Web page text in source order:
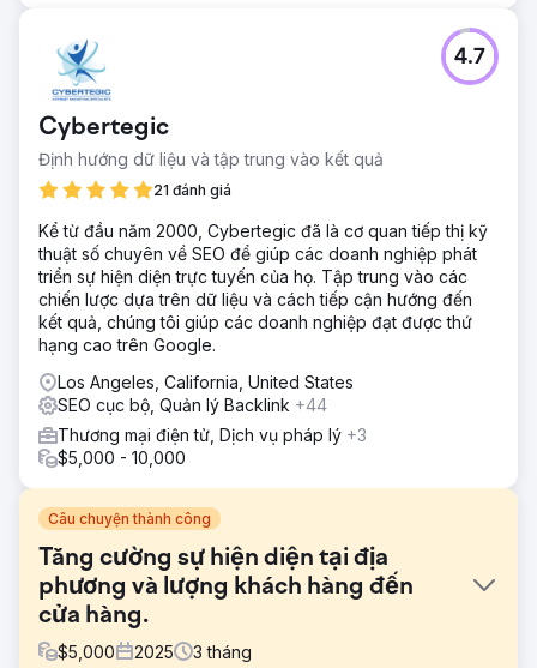
Cybertegic
Định hướng dữ liệu và tập trung vào kết quả
21 đánh giá
4.7
Kể từ đầu năm 2000, Cybertegic đã là cơ quan tiếp thị kỹ
thuật số chuyên về SEO để giúp các doanh nghiệp phát
triển sự hiện diện trực tuyến của họ. Tập trung vào các
chiến lược dựa trên dữ liệu và cách tiếp cận hướng đến
kết quả, chúng tôi giúp các doanh nghiệp đạt được thứ
hạng cao trên Google.
Los Angeles, California, United States
SEO cục bộ, Quản lý Backlink +44
Thương mại điện tử, Dịch vụ pháp lý +3
$5,000 - 10,000
Câu chuyện thành công
Tăng cường sự hiện diện tại địa
phương và lượng khách hàng đến
cửa hàng.
$5,000 2025 3 tháng